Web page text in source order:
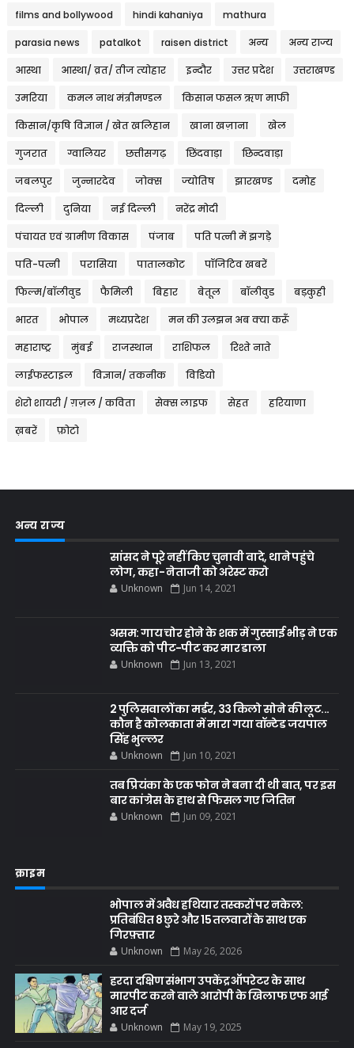
films and bollywood hindi kahaniya mathura
parasia news patalkot raisen district अन्य अन्य राज्य
आस्था आस्था/ व्रत/ तीज त्‍योहार इन्दौर उत्तर प्रदेश उत्तराखण्ड
उमरिया कमल नाथ मंत्रीमण्डल किसान फसल ऋण माफी
किसान/कृषि विज्ञान / खेत खलिहान खाना खज़ाना खेल
गुजरात ग्वालियर छत्तीसगढ़ छिंदवाड़ा छिन्दवाड़ा
जबलपुर जुन्नारदेव जोक्स ज्योतिष झारखण्ड दमोह
दिल्ली दुनिया नई दिल्ली नरेंद्र मोदी
पंचायत एवं ग्रामीण विकास पंजाब पति पत्नी में झगड़े
पति-पत्नी परासिया पातालकोट पॉजिटिव खबरें
फिल्म/बॉलीवुड फैमिली बिहार बेतूल बॉलीवुड बड़कुही
भारत भोपाल मध्यप्रदेश मन की उलझन अब क्या करूँ
महाराष्ट्र मुंबई राजस्थान राशिफल रिश्ते नाते
लाईफस्टाइल विज्ञान/ तकनीक विडियो
शेरो शायरी / ग़ज़ल / कविता सेक्स लाइफ सेहत हरियाणा
ख़बरें फ़ोटो
अन्य राज्य
सांसद ने पूरे नहीं किए चुनावी वादे, थाने पहुंचे
लोग, कहा- नेताजी को अरेस्ट करो
Unknown Jun 14, 2021
असम: गाय चोर होने के शक में गुस्साई भीड़ ने एक
व्यक्ति को पीट-पीट कर मार डाला
Unknown Jun 13, 2021
2 पुलिसवालों का मर्डर, 33 किलो सोने की लूट...
कौन है कोलकाता में मारा गया वॉन्टेड जयपाल
सिंह भुल्लर
Unknown Jun 10, 2021
तब प्रियंका के एक फोन ने बना दी थी बात, पर इस
बार कांग्रेस के हाथ से फिसल गए जितिन
Unknown Jun 09, 2021
क्राइम
भोपाल में अवैध हथियार तस्करों पर नकेल:
प्रतिबंधित 8 छुरे और 15 तलवारों के साथ एक
गिरफ़्तार
Unknown May 26, 2026
हरदा दक्षिण संभाग उपकेंद्र ऑपरेटर के साथ
मारपीट करने वाले आरोपी के खिलाफ एफ आई
आर दर्ज
Unknown May 19, 2025